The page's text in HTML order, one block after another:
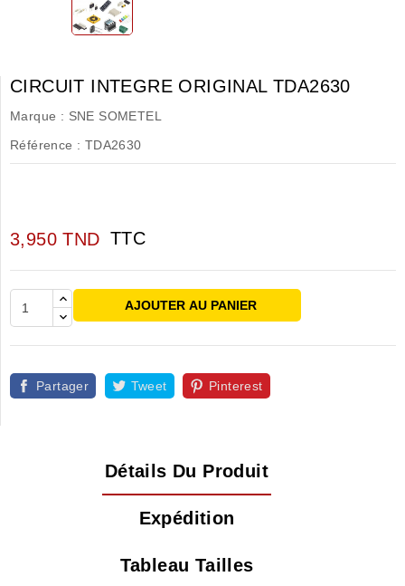
CIRCUIT INTEGRE ORIGINAL TDA2630
Marque : SNE SOMETEL
Référence : TDA2630
3,950 TND TTC
AJOUTER AU PANIER
Partager Tweet Pinterest
Détails Du Produit
Expédition
Tableau Tailles